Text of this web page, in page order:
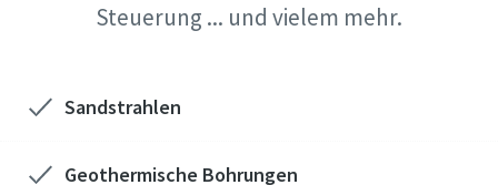
Steuerung ... und vielem mehr.
Sandstrahlen
Geothermische Bohrungen